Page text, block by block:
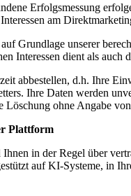
Erfolgsmessung
am
Grundlage unserer
Interessen dient als
abbestellen, d.h. Ihre
Ihre Daten werden
ohne Angabe
Plattform
in der Regel über
auf KI-Systeme, in